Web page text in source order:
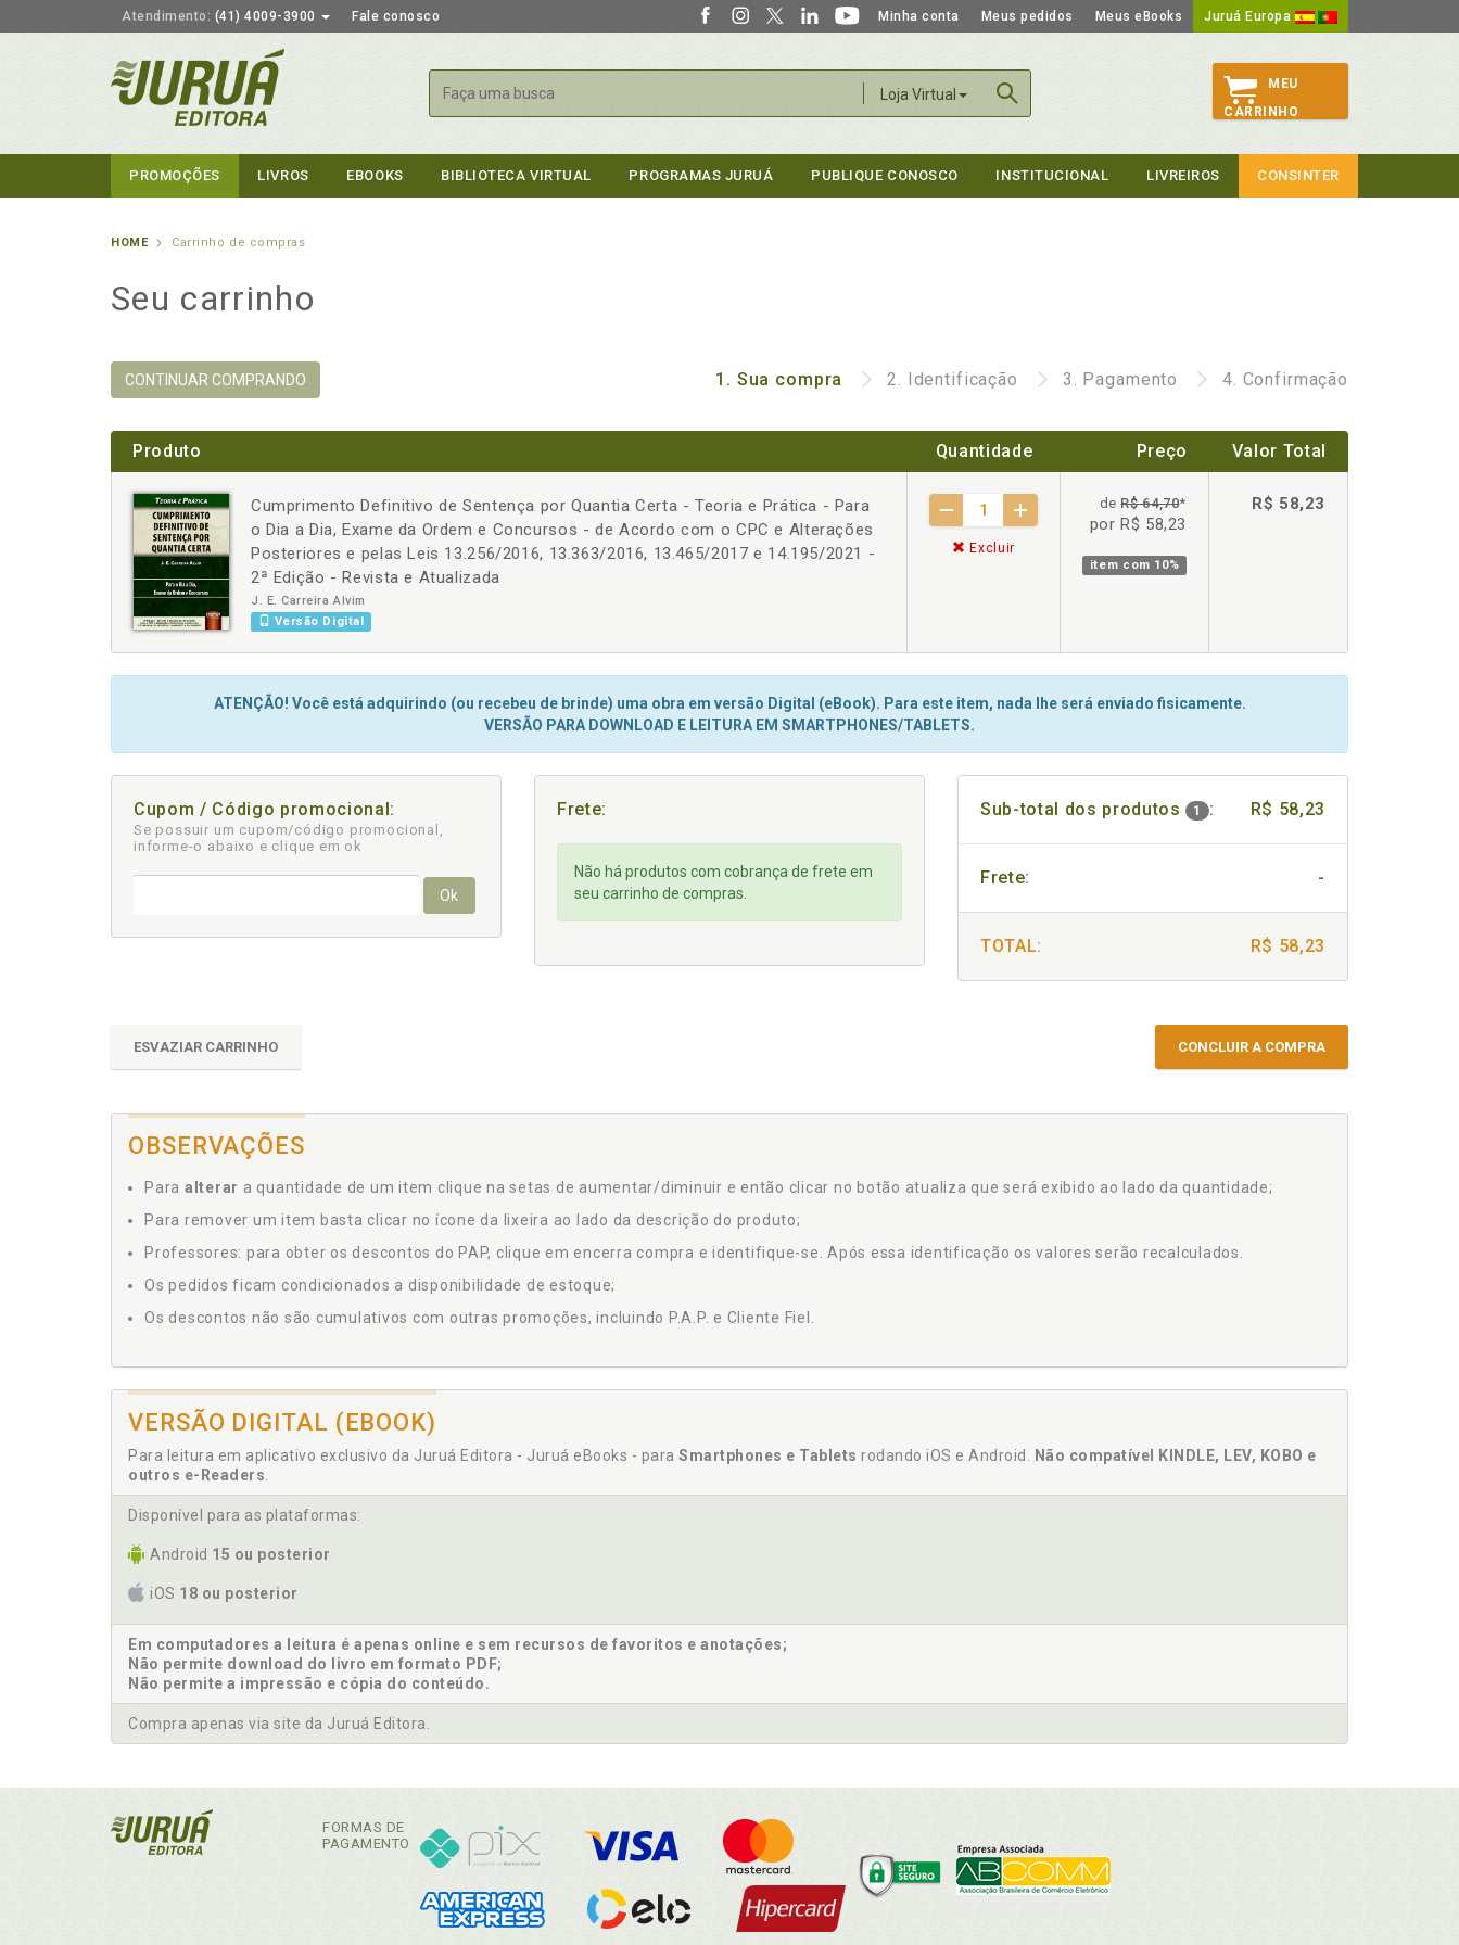
Atendimento: (41) 4009-3900 Fale conosco Minha conta Meus pedidos Meus eBooks Juruá Europa
Loja Virtual
Buscar
MEU
CARRINHO
PROMOÇÕES LIVROS EBOOKS BIBLIOTECA VIRTUAL PROGRAMAS JURUÁ PUBLIQUE CONOSCO INSTITUCIONAL LIVREIROS CONSINTER
HOME Carrinho de compras
Seu carrinho
CONTINUAR COMPRANDO 1. Sua compra 2. Identificação 3. Pagamento 4. Confirmação
Produto Quantidade Preço Valor Total
Cumprimento Definitivo de Sentença por Quantia Certa - Teoria e Prática - Para
o Dia a Dia, Exame da Ordem e Concursos - de Acordo com o CPC e Alterações
Posteriores e pelas Leis 13.256/2016, 13.363/2016, 13.465/2017 e 14.195/2021 -
2ª Edição - Revista e Atualizada
J. E. Carreira Alvim
Versão Digital
- +
Excluir
deR$ 64,70*
por R$ 58,23
item com 10%
R$ 58,23
ATENÇÃO! Você está adquirindo (ou recebeu de brinde) uma obra em versão Digital (eBook). Para este item, nada lhe será enviado fisicamente.
VERSÃO PARA DOWNLOAD E LEITURA EM SMARTPHONES/TABLETS.
Cupom / Código promocional:
Se possuir um cupom/código promocional,
informe-o abaixo e clique em ok
Ok
Frete:
Não há produtos com cobrança de frete em
seu carrinho de compras.
Sub-total dos produtos 1 : R$ 58,23
Frete: -
TOTAL: R$ 58,23
ESVAZIAR CARRINHO CONCLUIR A COMPRA
OBSERVAÇÕES
Para alterar a quantidade de um item clique na setas de aumentar/diminuir e então clicar no botão atualiza que será exibido ao lado da quantidade;
Para remover um item basta clicar no ícone da lixeira ao lado da descrição do produto;
Professores: para obter os descontos do PAP, clique em encerra compra e identifique-se. Após essa identificação os valores serão recalculados.
Os pedidos ficam condicionados a disponibilidade de estoque;
Os descontos não são cumulativos com outras promoções, incluindo P.A.P. e Cliente Fiel.
VERSÃO DIGITAL (EBOOK)
Para leitura em aplicativo exclusivo da Juruá Editora - Juruá eBooks - para Smartphones e Tablets rodando iOS e Android.
Não compatível KINDLE, LEV, KOBO e
outros e-Readers
Disponível para as plataformas:
Android 15 ou posterior
iOS 18 ou posterior
Em computadores a leitura é apenas online e sem recursos de favoritos e anotações;
Não permite download do livro em formato PDF;
Não permite a impressão e cópia do conteúdo.
Compra apenas via site da Juruá Editora.
FORMAS DE
PAGAMENTO